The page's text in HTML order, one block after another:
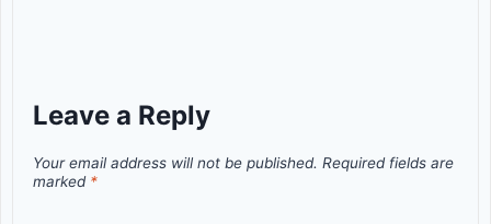
Leave a Reply
Your email address will not be published. Required fields are
marked *